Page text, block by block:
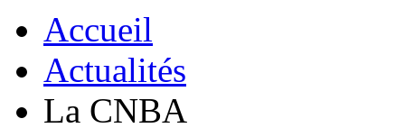
Accueil
Actualités
La CNBA